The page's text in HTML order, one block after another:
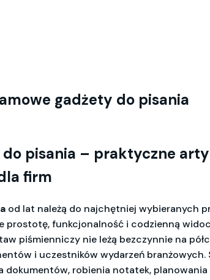
gadżety do pisania
pisania – praktyczne
firm
od lat należą do najchętniej wybieranych
prostotę, funkcjonalność i codzienną
piśmienniczy nie leżą bezczynnie na
i uczestników wydarzeń branżowych.
dokumentów, robienia notatek, planowania